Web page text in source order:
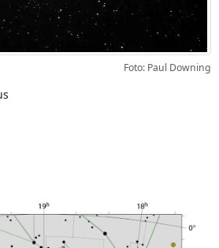
Foto: Paul Downing